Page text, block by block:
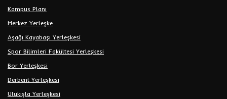
Kampus Planı
Merkez Yerleşke
Aşağı Kayabaşı Yerleşkesi
Spor Bilimleri Fakültesi Yerleşkesi
Bor Yerleşkesi
Derbent Yerleşkesi
Ulukışla Yerleşkesi